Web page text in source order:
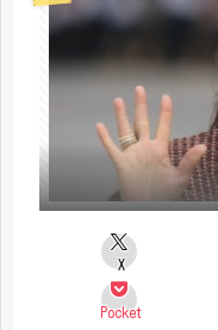
X
Pocket